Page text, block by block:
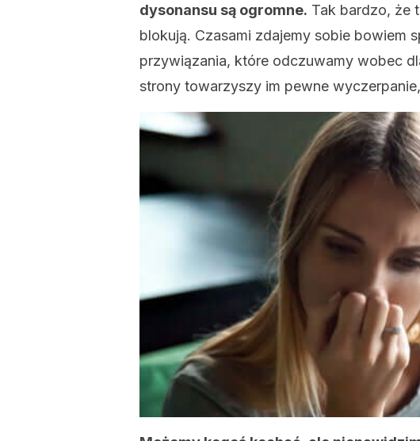
dysonansu są ogromne. Tak bardzo, że
blokują. Czasami zdajemy sobie bowiem
przywiązania, które odczuwamy wobec
strony towarzyszy im pewne